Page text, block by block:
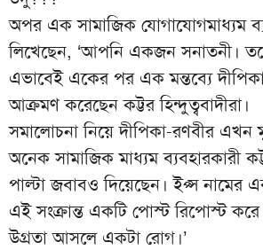
অপর এক সামাজিক যোগাযোগমাধ্যম
লিখেছেন, ‘আপনি একজন সনাতনী।
এভাবেই একের পর এক মন্তব্যে
আক্রমণ করেছেন কট্টর হিন্দুত্ববাদীরা।
সমালোচনা নিয়ে দীপিকা-রণবীর
অনেক সামাজিক মাধ্যম ব্যবহারকারী
পাল্টা জবাবও দিয়েছেন। ইপ্স নামের
এই সংক্রান্ত একটি পোস্ট রিপোস্ট করে
উগ্রতা আসলে একটা রোগ।’